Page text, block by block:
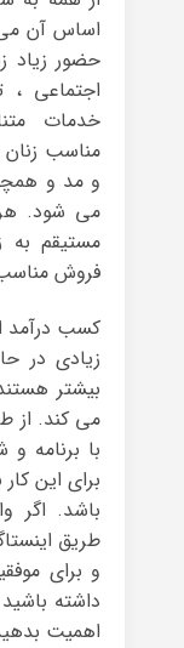
اساس آن
حضور زیاد
اجتماعی
خدمات
مناسب زنان
و مد و
می شود.
مستیقم به
فروش
کسب درآمد
زیادی در
بیشتر
می کند. از
با برنامه
برای این
باشد. اگر
طریق
و برای
داشته
اهمیت